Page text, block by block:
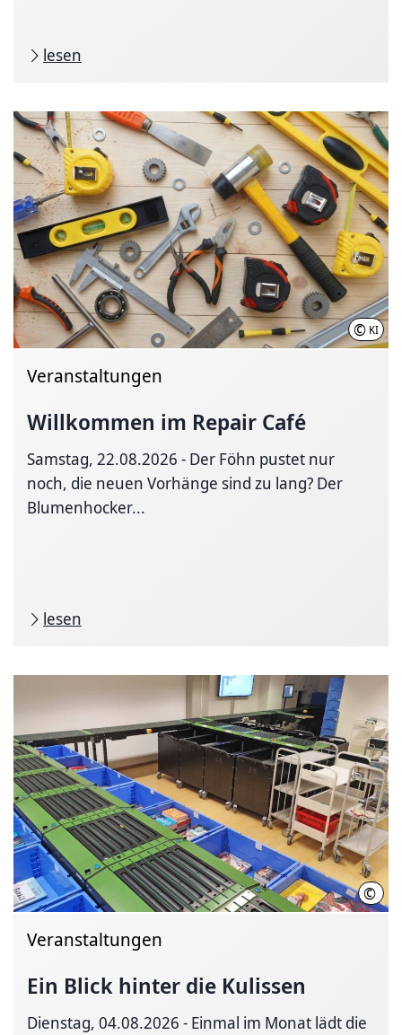
lesen
© KI
Veranstaltungen
Willkommen im Repair Café
Samstag, 22.08.2026 - Der Föhn pustet nur
noch, die neuen Vorhänge sind zu lang? Der
Blumenhocker...
lesen
©
Veranstaltungen
Ein Blick hinter die Kulissen
Dienstag, 04.08.2026 - Einmal im Monat lädt die